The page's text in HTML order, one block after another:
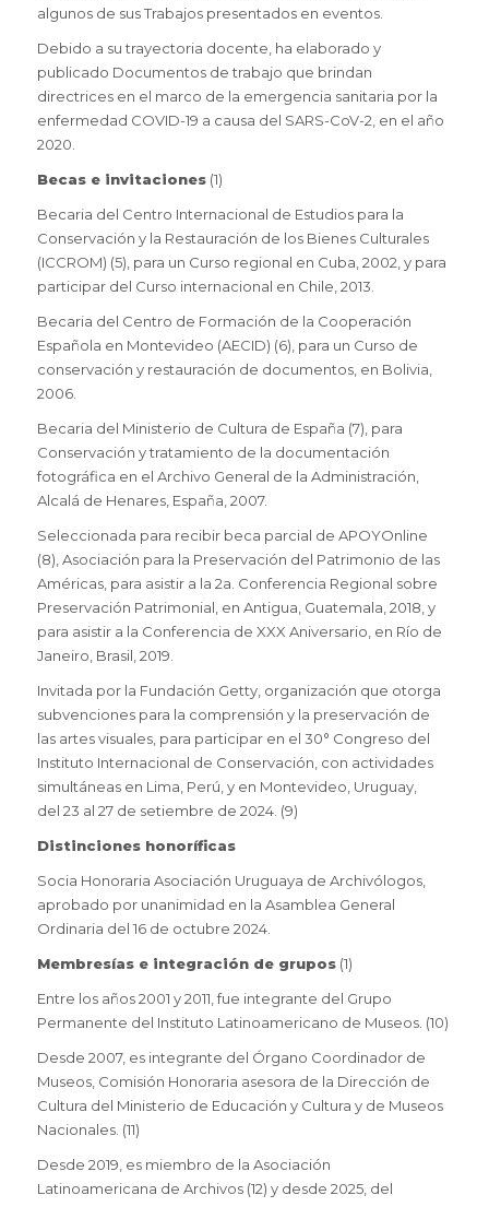
algunos de sus Trabajos presentados en eventos.
Debido a su trayectoria docente, ha elaborado y
publicado Documentos de trabajo que brindan
directrices en el marco de la emergencia sanitaria por la
enfermedad COVID-19 a causa del SARS-CoV-2, en el año
2020.
Becas e invitaciones (1)
Becaria del Centro Internacional de Estudios para la
Conservación y la Restauración de los Bienes Culturales
(ICCROM) (5), para un Curso regional en Cuba, 2002, y para
participar del Curso internacional en Chile, 2013.
Becaria del Centro de Formación de la Cooperación
Española en Montevideo (AECID) (6), para un Curso de
conservación y restauración de documentos, en Bolivia,
2006.
Becaria del Ministerio de Cultura de España (7), para
Conservación y tratamiento de la documentación
fotográfica en el Archivo General de la Administración,
Alcalá de Henares, España, 2007.
Seleccionada para recibir beca parcial de APOYOnline
(8), Asociación para la Preservación del Patrimonio de las
Américas, para asistir a la 2a. Conferencia Regional sobre
Preservación Patrimonial, en Antigua, Guatemala, 2018, y
para asistir a la Conferencia de XXX Aniversario, en Río de
Janeiro, Brasil, 2019.
Invitada por la Fundación Getty, organización que otorga
subvenciones para la comprensión y la preservación de
las artes visuales, para participar en el 30° Congreso del
Instituto Internacional de Conservación, con actividades
simultáneas en Lima, Perú, y en Montevideo, Uruguay,
del 23 al 27 de setiembre de 2024. (9)
Distinciones honoríficas
Socia Honoraria Asociación Uruguaya de Archivólogos,
aprobado por unanimidad en la Asamblea General
Ordinaria del 16 de octubre 2024.
Membresías e integración de grupos (1)
Entre los años 2001 y 2011, fue integrante del Grupo
Permanente del Instituto Latinoamericano de Museos. (10)
Desde 2007, es integrante del Órgano Coordinador de
Museos, Comisión Honoraria asesora de la Dirección de
Cultura del Ministerio de Educación y Cultura y de Museos
Nacionales. (11)
Desde 2019, es miembro de la Asociación
Latinoamericana de Archivos (12) y desde 2025, del